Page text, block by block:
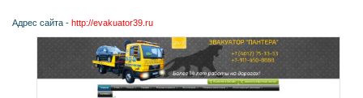
Адрес сайта - http://evakuator39.ru